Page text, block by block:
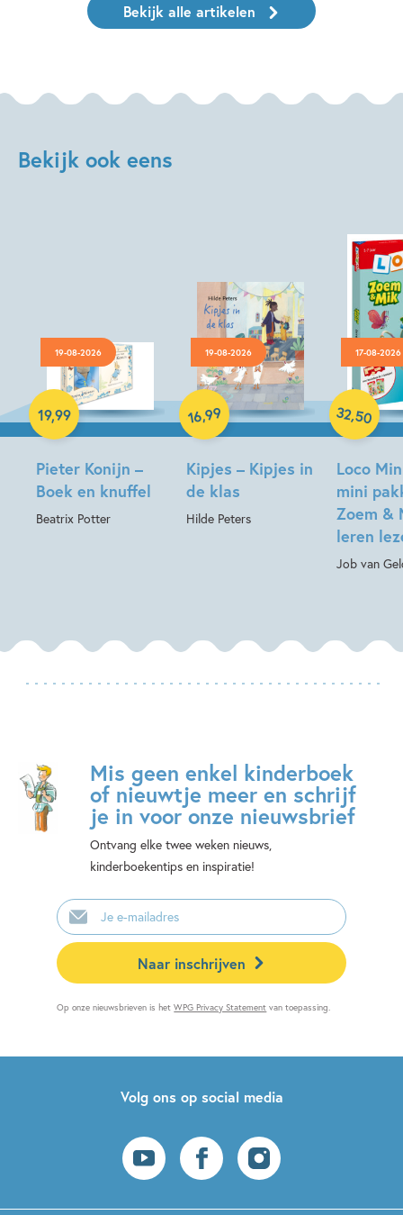
Bekijk alle artikelen
Bekijk ook eens
19-08-2026
Pieter Konijn –
Boek en knuffel
Beatrix Potter
19,99
Hardcover
19-08-2026
Kipjes – Kipjes in
de klas
Hilde Peters
16,99
Hardcover
17-08-2026
Loco
mini
Zoem &
leren
Job van
32,50
Paperback
Mis geen enkel kinderboek
of nieuwtje meer en schrijf
je in voor onze nieuwsbrief
Ontvang elke twee weken nieuws,
kinderboekentips en inspiratie!
E-
mailadres
Naar inschrijven
Op onze nieuwsbrieven is hetWPG Privacy Statement van toepassing.
Volg ons op social media